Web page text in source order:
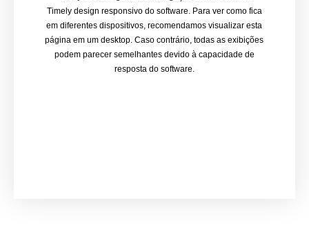
Timely design responsivo do software. Para ver como fica
em diferentes dispositivos, recomendamos visualizar esta
página em um desktop. Caso contrário, todas as exibições
podem parecer semelhantes devido à capacidade de
resposta do software.